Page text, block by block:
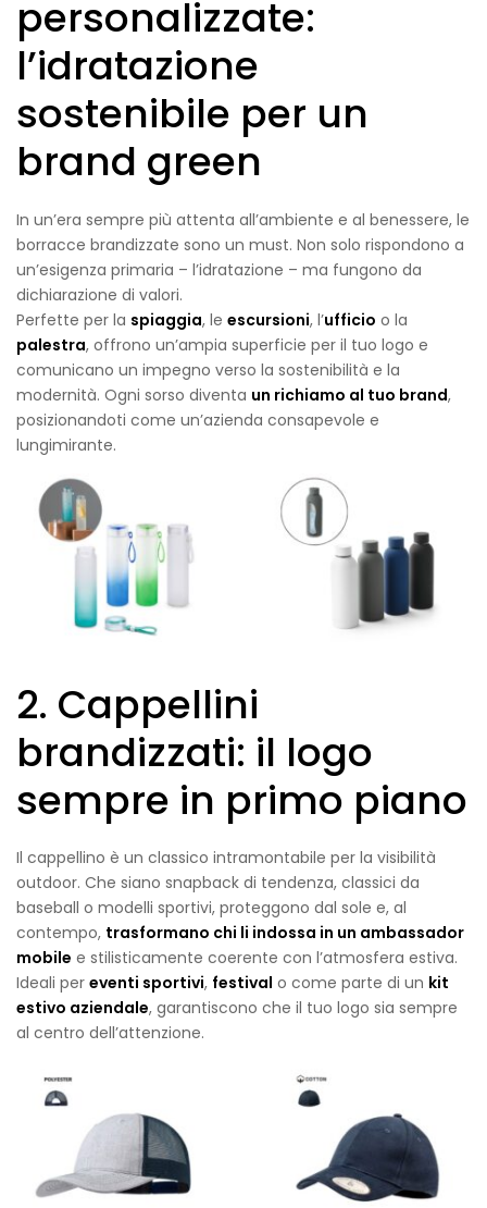
personalizzate:
l’idratazione
sostenibile per un
brand green
In un’era sempre più attenta all’ambiente e al benessere, le
borracce brandizzate sono un must. Non solo rispondono a
un’esigenza primaria – l’idratazione – ma fungono da
dichiarazione di valori.
Perfette per la spiaggia, le escursioni, l’ufficio o la
palestra, offrono un’ampia superficie per il tuo logo e
comunicano un impegno verso la sostenibilità e la
modernità. Ogni sorso diventa un richiamo al tuo brand,
posizionandoti come un’azienda consapevole e
lungimirante.
2. Cappellini
brandizzati: il logo
sempre in primo piano
Il cappellino è un classico intramontabile per la visibilità
outdoor. Che siano snapback di tendenza, classici da
baseball o modelli sportivi, proteggono dal sole e, al
contempo, trasformano chi li indossa in un ambassador
mobile e stilisticamente coerente con l’atmosfera estiva.
Ideali per eventi sportivi, festival o come parte di un kit
estivo aziendale, garantiscono che il tuo logo sia sempre
al centro dell’attenzione.